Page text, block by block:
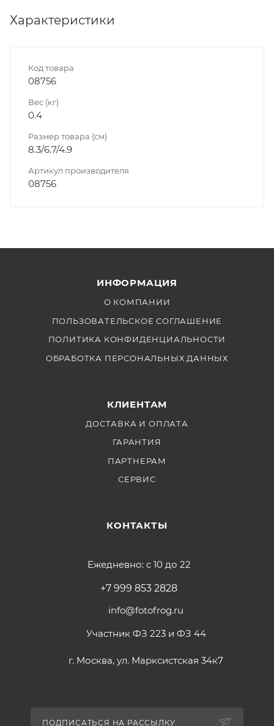
Характеристики
Код товара
08756
Вес (кг)
0.4
Размер товара (см)
8.3/6.7/4.9
Артикул производителя
08756
ИНФОРМАЦИЯ
О КОМПАНИИ
ПОЛЬЗОВАТЕЛЬСКОЕ СОГЛАШЕНИЕ
ПОЛИТИКА КОНФИДЕНЦИАЛЬНОСТИ
ОБРАБОТКА ПЕРСОНАЛЬНЫХ ДАННЫХ
КЛИЕНТАМ
ДОСТАВКА И ОПЛАТА
ГАРАНТИЯ
ПАРТНЕРАМ
СЕРВИС
КОНТАКТЫ
Ежедневно: с 10 до 22
+7 999 853 2828
info@fotofrog.ru
Участник ФЗ 223 и ФЗ 44
г. Москва, ул. Марксистская 34к7
ПОДПИСАТЬСЯ НА РАССЫЛКУ